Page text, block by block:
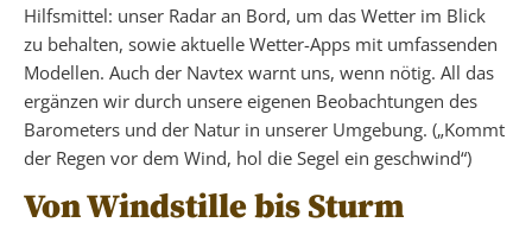
Hilfsmittel: unser Radar an Bord, um das Wetter im Blick
zu behalten, sowie aktuelle Wetter-Apps mit umfassenden
Modellen. Auch der Navtex warnt uns, wenn nötig. All das
ergänzen wir durch unsere eigenen Beobachtungen des
Barometers und der Natur in unserer Umgebung. („Kommt
der Regen vor dem Wind, hol die Segel ein geschwind“)
Von Windstille bis Sturm